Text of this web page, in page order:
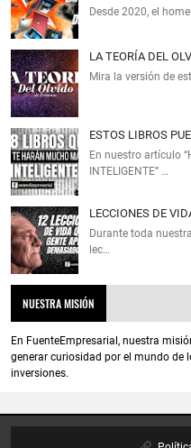
Desde 2020, el
LA TEORÍA DEL
Mira la versión de
ESTOS LIBROS
En nuestro artículo
INTELIGENTE” …
LECCIONES DE
Durante toda
lec…
NUESTRA MISIÓN
En FuenteEmpresarial, nuestra
generar curiosidad por el mundo de
inversiones.